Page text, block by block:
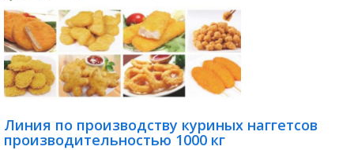
Линия по производству куриных наггетсов
производительностью 1000 кг